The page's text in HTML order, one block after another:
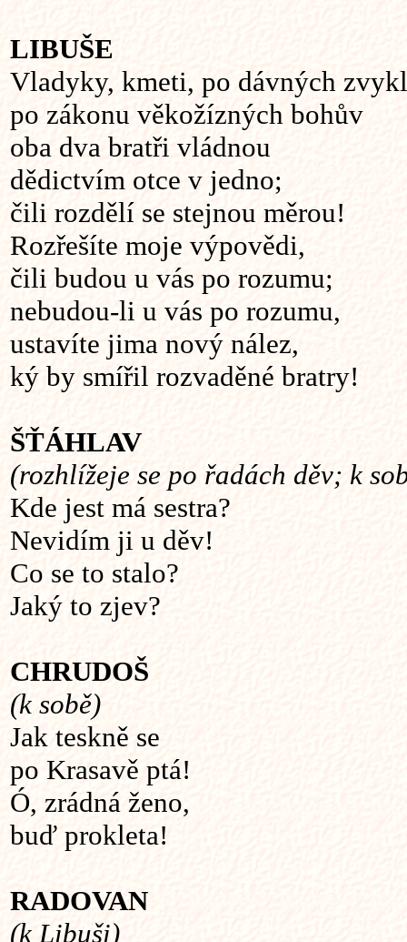
LIBUŠE
Vladyky, kmeti, po dávných
po zákonu věkožízných bohův
oba dva bratři vládnou
dědictvím otce v jedno;
čili rozdělí se stejnou měrou!
Rozřešíte moje výpovědi,
čili budou u vás po rozumu;
nebudou-li u vás po rozumu,
ustavíte jima nový nález,
ký by smířil rozvaděné bratry!
ŠŤÁHLAV
(rozhlížeje se po řadách děv; k
Kde jest má sestra?
Nevidím ji u děv!
Co se to stalo?
Jaký to zjev?
CHRUDOŠ
(k sobě)
Jak teskně se
po Krasavě ptá!
Ó, zrádná ženo,
buď prokleta!
RADOVAN
(k Libuši)